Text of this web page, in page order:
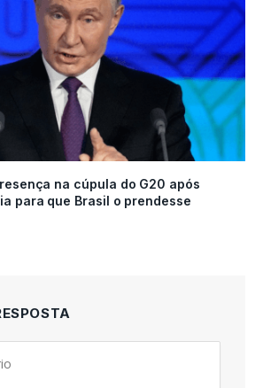
na cúpula do G20 após
para que Brasil o prendesse